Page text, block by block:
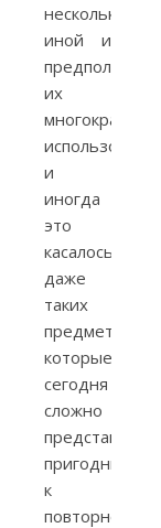
несколько
иной и
предполагал
их
многократное
использование,
и
иногда
это
касалось
даже
таких
предметов,
которые
сегодня
сложно
представить
пригодными
к
повторному